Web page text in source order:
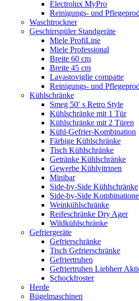
Electrolux MyPro
Reinigungs- und
Waschtrockner
Geschirrspüler Standgeräte
Miele ProfiLine
Miele Professional
Breite 60 cm
Breite 45 cm
Lavastoviglie compatte
Reinigungs- und
Kühlschränke
Smeg 50′ s Retro Style
Kühlschränke mit 1 Tür
Kühlschränke mit 2 Türen
Kühl-Gefrier-Kombination
Färbige Kühlschränke
Tisch Kühlschränke
Getränke Kühlschränke
Gewerbe Kühlvitrinen
Minibar
Side-by-Side Kühlschränke
Side-by-Side
Weinkühlschränke
Reifeschränke Dry Ager
Wildkühlschränke
Gefriergeräte
Gefrierschränke
Tisch Gefrierschränke
Gefriertruhen
Gefriertruhen Liebherr
Schockfroster
Herde
Bügelmaschinen